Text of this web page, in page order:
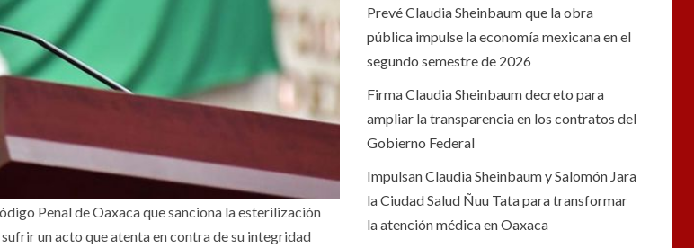
Penal de Oaxaca que sanciona la esterilización
un acto que atenta en contra de su integridad
Prevé Claudia Sheinbaum que la obra
pública impulse la economía mexicana en el
segundo semestre de 2026
Firma Claudia Sheinbaum decreto para
ampliar la transparencia en los contratos del
Gobierno Federal
Impulsan Claudia Sheinbaum y Salomón Jara
la Ciudad Salud Ñuu Tata para transformar
la atención médica en Oaxaca